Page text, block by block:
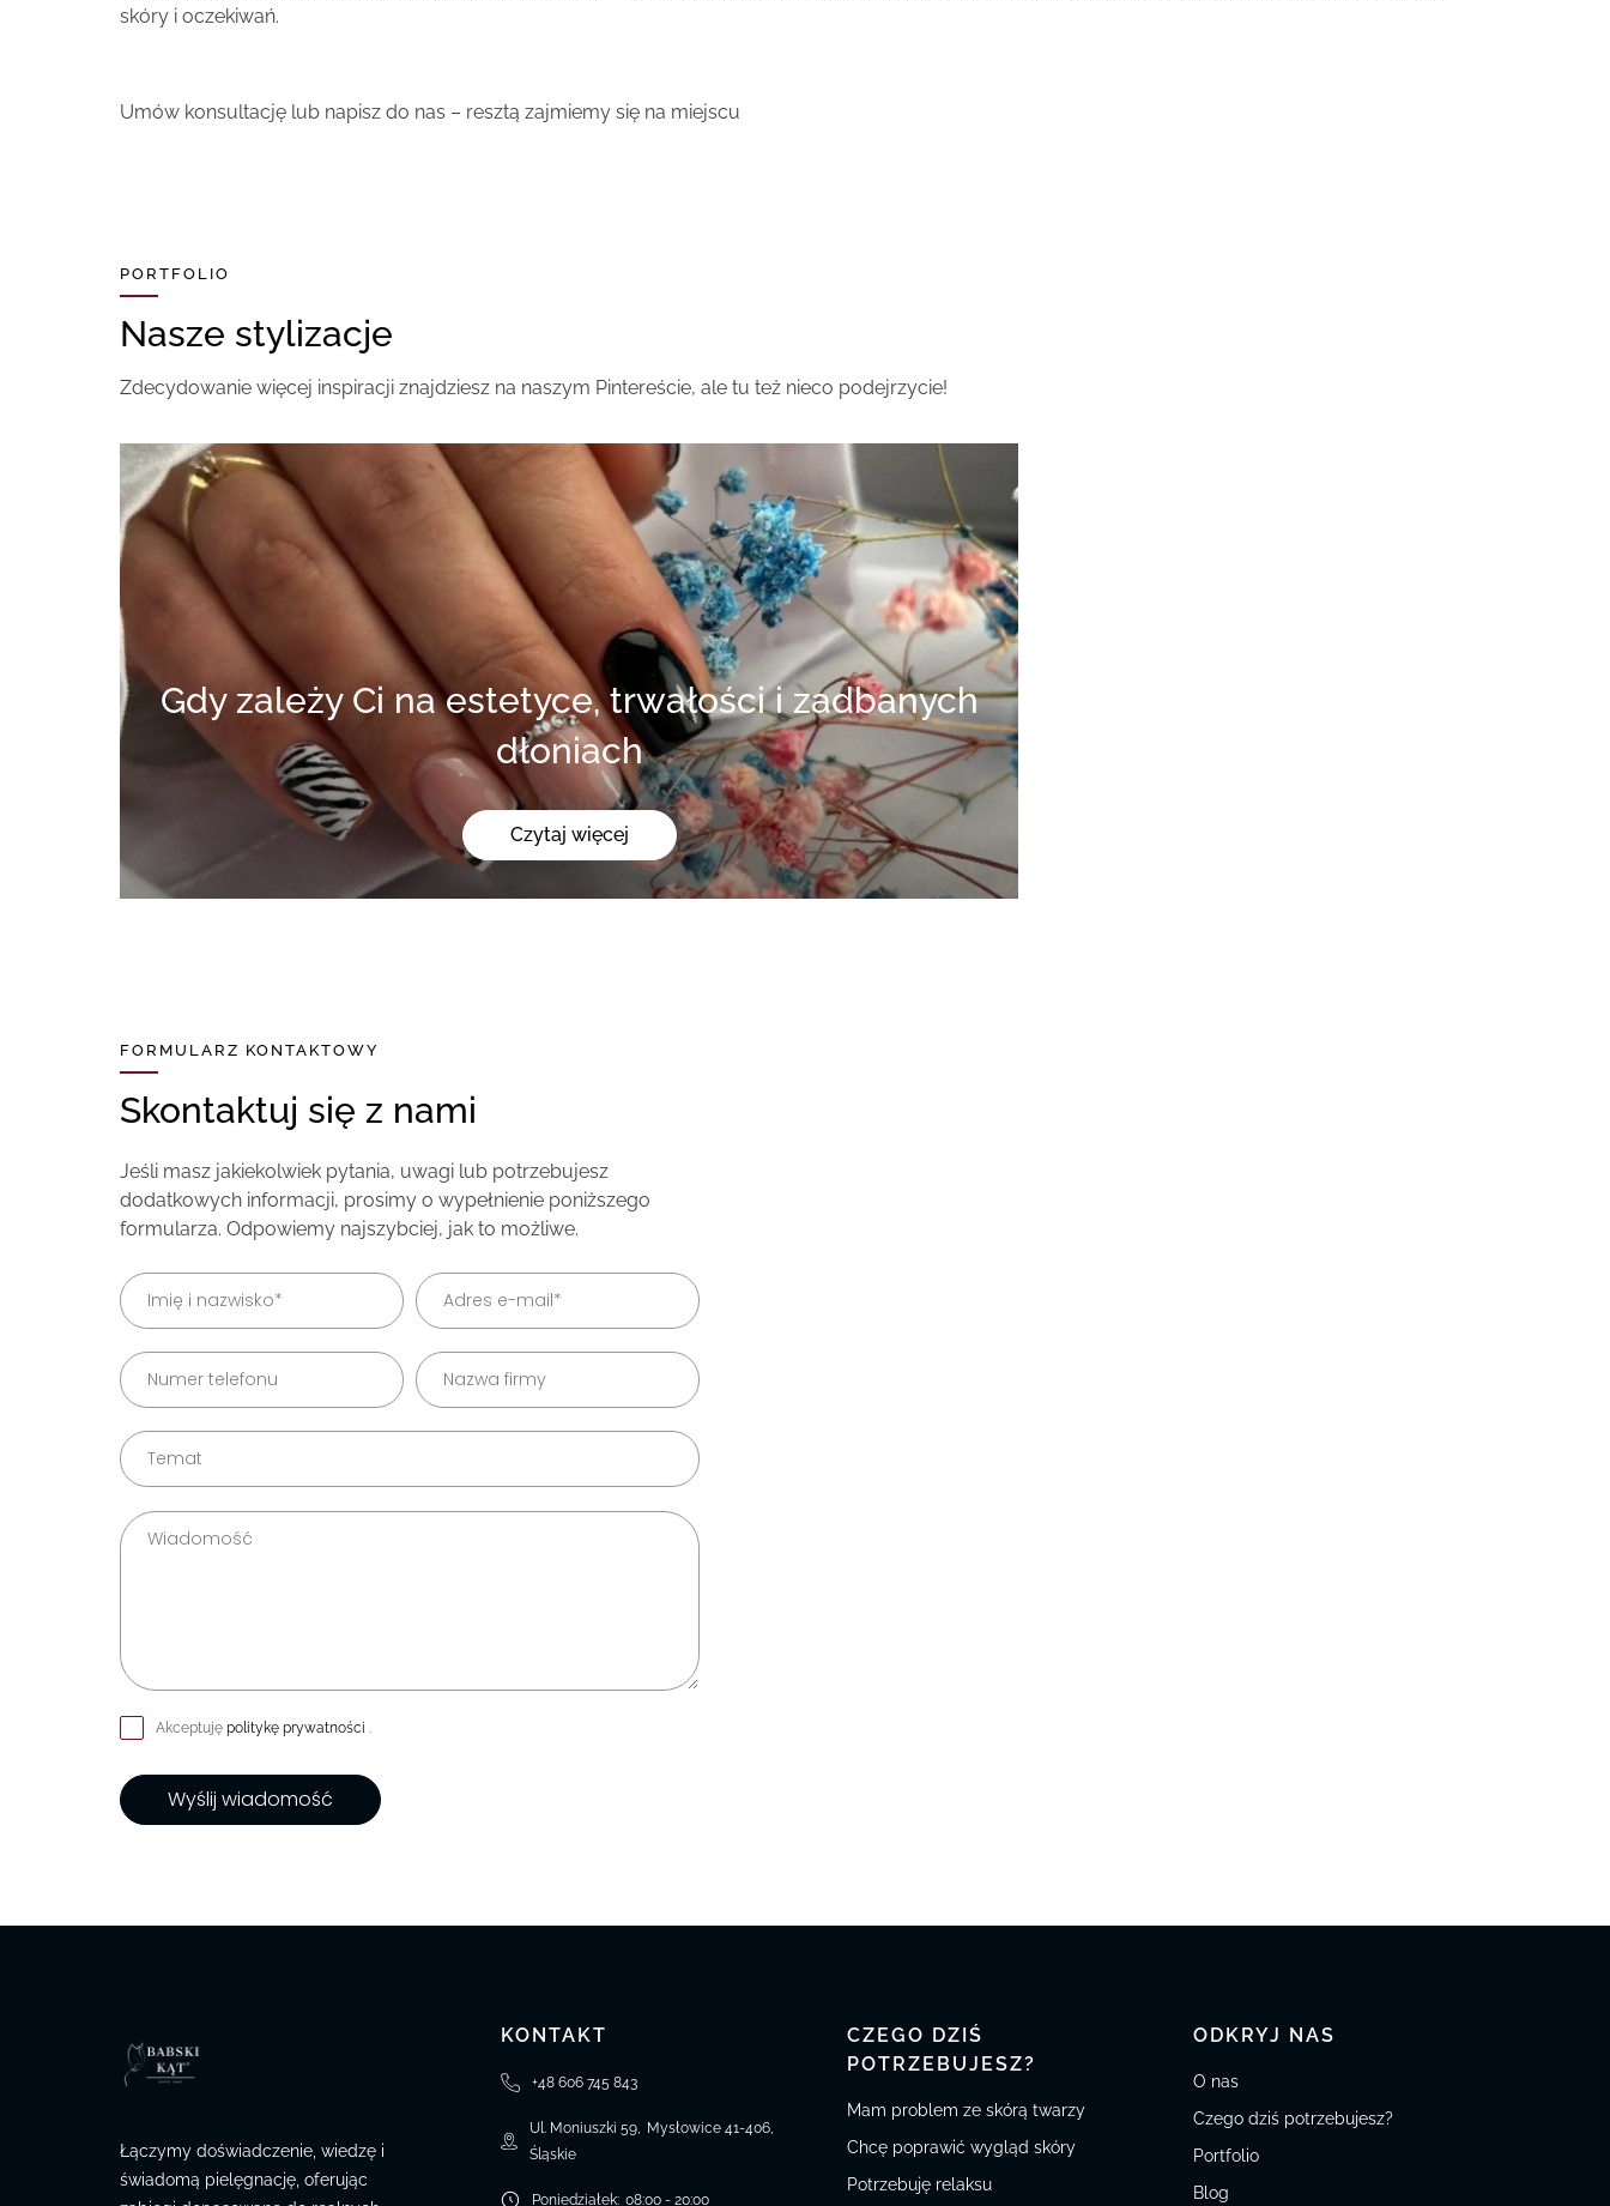
skóry i oczekiwań.
Umów konsultację lub napisz do nas – resztą zajmiemy się na miejscu
PORTFOLIO
Nasze stylizacje
Zdecydowanie więcej inspiracji znajdziesz na naszym Pintereście, ale tu też nieco podejrzycie!
Gdy zależy Ci na estetyce, trwałości i zadbanych
dłoniach
Czytaj więcej
FORMULARZ KONTAKTOWY
Skontaktuj się z nami
Jeśli masz jakiekolwiek pytania, uwagi lub potrzebujesz
dodatkowych informacji, prosimy o wypełnienie poniższego
formularza. Odpowiemy najszybciej, jak to możliwe.
Akceptuję politykę prywatności .
Wyślij wiadomość
Łączymy doświadczenie, wiedzę i
świadomą pielęgnację, oferując
KONTAKT
+48 606 745 843
Ul. Moniuszki 59, Mysłowice 41-406,
Śląskie
Poniedziałek: 08:00 - 20:00
CZEGO DZIŚ
POTRZEBUJESZ?
Mam problem ze skórą twarzy
Chcę poprawić wygląd skóry
Potrzebuję relaksu
ODKRYJ NAS
O nas
Czego dziś potrzebujesz?
Portfolio
Blog